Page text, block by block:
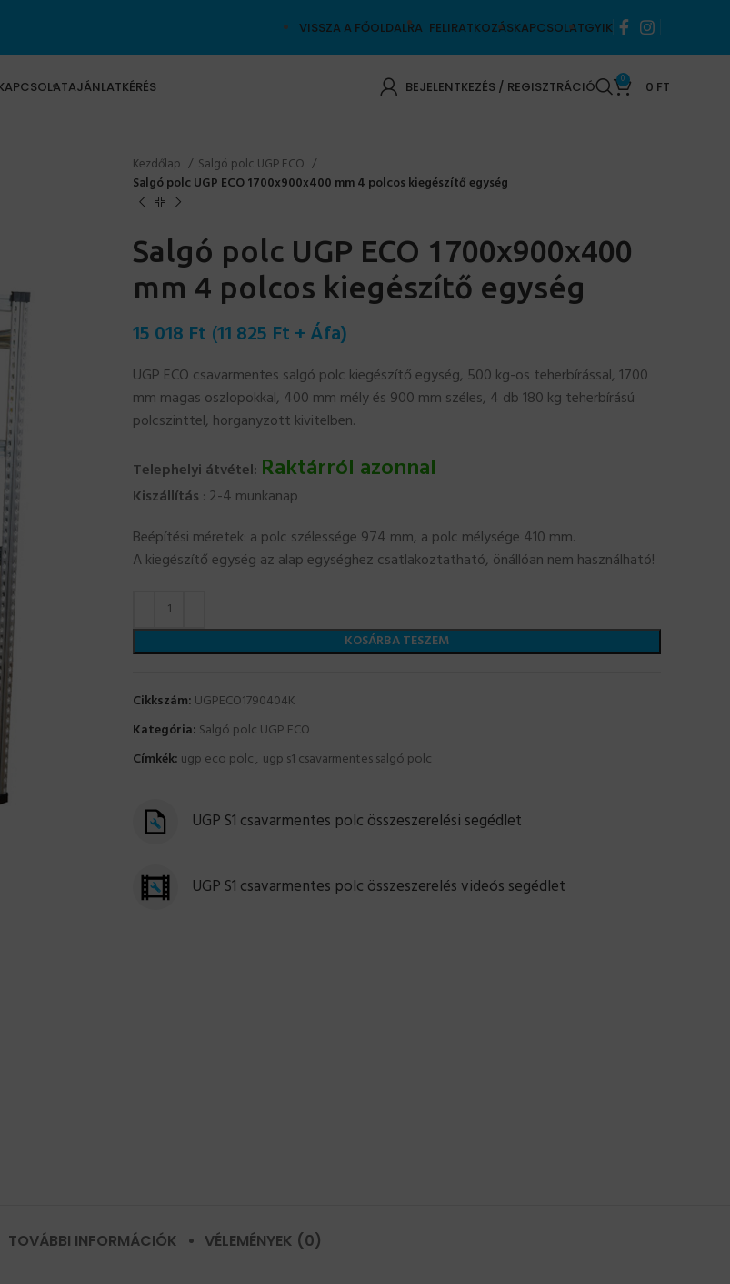
VISSZA A FŐOLDALRA FELIRATKOZÁSKAPCSOLATGYIK
AJÁNLATKÉRÉS BEJELENTKEZÉS / REGISZTRÁCIÓ 0 0 FT
Kezdőlap
Salgó polc UGP ECO
Salgó polc UGP ECO 1700x900x400 mm 4 polcos kiegészítő egység
Salgó polc UGP ECO 1700x900x400
mm 4 polcos kiegészítő egység
15 018 Ft (11 825 Ft + Áfa)
UGP ECO csavarmentes salgó polc kiegészítő egység, 500 kg-os teherbírással, 1700
mm magas oszlopokkal, 400 mm mély és 900 mm széles, 4 db 180 kg teherbírású
polcszinttel, horganyzott kivitelben.
Telephelyi átvétel: Raktárról azonnal
Kiszállítás : 2-4 munkanap
Beépítési méretek: a polc szélessége 974 mm, a polc mélysége 410 mm.
A kiegészítő egység az alap egységhez csatlakoztatható, önállóan nem használható!
KOSÁRBA TESZEM
Cikkszám: UGPECO1790404K
Kategória: Salgó polc UGP ECO
Címkék: ugp eco polc, ugp s1 csavarmentes salgó polc
UGP S1 csavarmentes polc összeszerelési segédlet
UGP S1 csavarmentes polc összeszerelés videós segédlet
TOVÁBBI INFORMÁCIÓK VÉLEMÉNYEK (0)